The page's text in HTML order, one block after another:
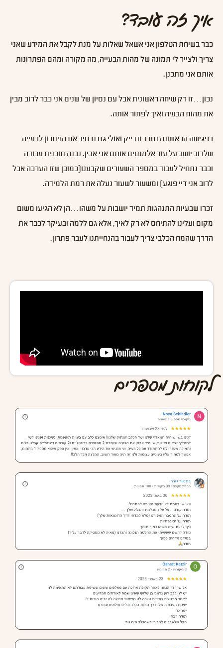
איך זה עובד?
כבר בשיחת הטלפון אני אשאל שאלות על מנת לקבל את המידע שאני
צריך ולצייר לי תמונה של מהות הבעייה, מה מקורה ומהם הפתרונות
אותם אני מתכנן.
נכון…זו רק שיחה ראשונית אבל עם נסיון של שנים אני כבר לרוב מבין
את מהות הבעיה ואיך לפתור אותה.
בפגישה הראשונה נחדד ונדייק ואולי גם נרחיב את הפתרון לבעייה
שלרוב יושב על עוד אלמנטים אותם אני אבין. נבנה תוכנית עבודה
וכבר נתחיל לעבוד במספר השעורים שקבענו(כמובן שזו הערכה אבל
לרוב אני דיי פוגע) ומשעור לשעור נעלה את רמת הלמידה.
זכרו שבעיות התנהגות תמיד יושבות על משהו…הן לא הגיעו משום
מקום ועלינו להתיחס לא רק לאיך, אלא גם ללמה ובעיקר לכבד את
הדרך שהמח הכלבי צריך לעבור בהנחייתנו לעבר פתרון.
לקוחות מספרים